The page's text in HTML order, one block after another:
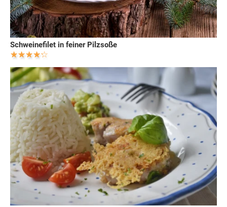
Schweinefilet in feiner Pilzsoße